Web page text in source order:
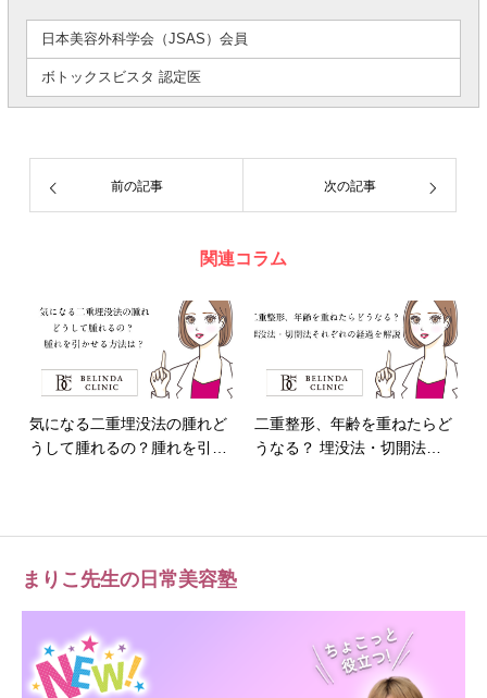
日本美容外科学会（JSAS）会員
ボトックスビスタ 認定医
前の記事 次の記事
関連コラム
気になる二重埋没法の腫れど
うして腫れるの？腫れを引…
二重整形、年齢を重ねたらど
うなる？ 埋没法・切開法…
まりこ先生の日常美容塾